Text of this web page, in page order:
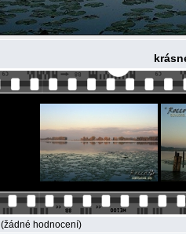
(žádné hodnocení)